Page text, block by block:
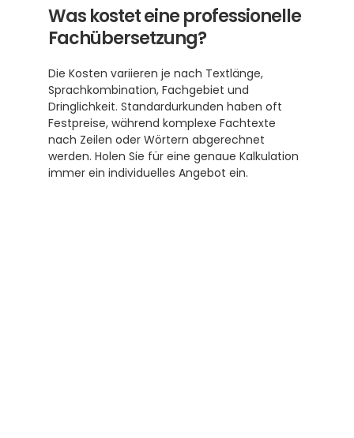
Was kostet eine professionelle
Fachübersetzung?
Die Kosten variieren je nach Textlänge,
Sprachkombination, Fachgebiet und
Dringlichkeit. Standardurkunden haben oft
Festpreise, während komplexe Fachtexte
nach Zeilen oder Wörtern abgerechnet
werden. Holen Sie für eine genaue Kalkulation
immer ein individuelles Angebot ein.